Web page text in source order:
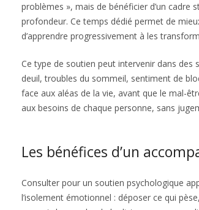
problèmes », mais de bénéficier d’un
profondeur. Ce temps dédié permet de
d’apprendre progressivement à les
Ce type de soutien peut intervenir dans
deuil, troubles du sommeil, sentiment de
face aux aléas de la vie, avant que le mal-
aux besoins de chaque personne, sans
Les bénéfices d’un
Consulter pour un soutien psychologique
l’isolement émotionnel : déposer ce qui